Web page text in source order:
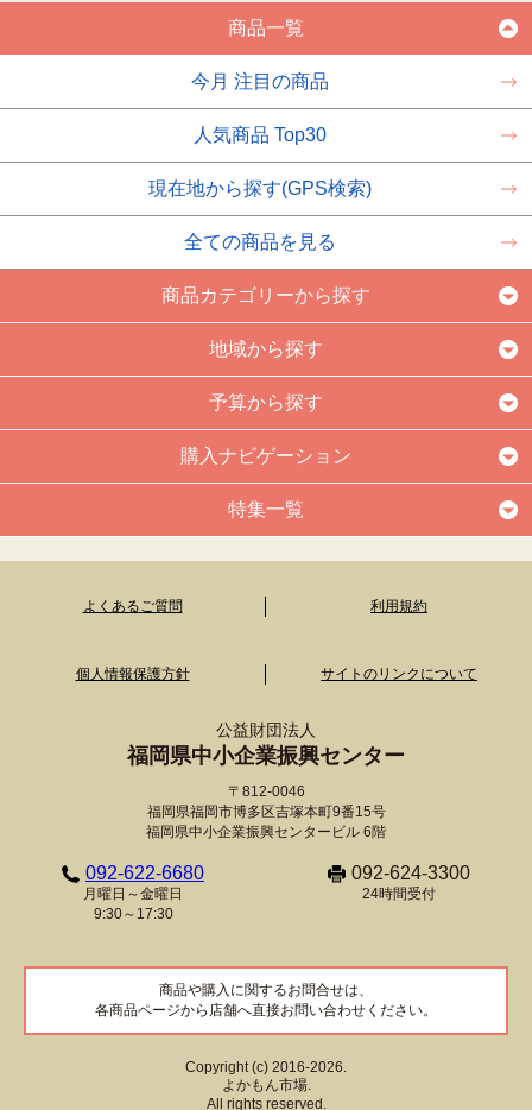
商品一覧
今月 注目の商品
人気商品 Top30
現在地から探す(GPS検索)
全ての商品を見る
商品カテゴリーから探す
地域から探す
予算から探す
購入ナビゲーション
特集一覧
よくあるご質問 利用規約
個人情報保護方針 サイトのリンクについて
公益財団法人
福岡県中小企業振興センター
〒812-0046
福岡県福岡市博多区吉塚本町9番15号
福岡県中小企業振興センタービル 6階
092-622-6680
月曜日～金曜日
9:30～17:30
092-624-3300
24時間受付
商品や購入に関するお問合せは、
各商品ページから店舗へ直接お問い合わせください。
Copyright (c) 2016-2026.
よかもん市場.
All rights reserved.